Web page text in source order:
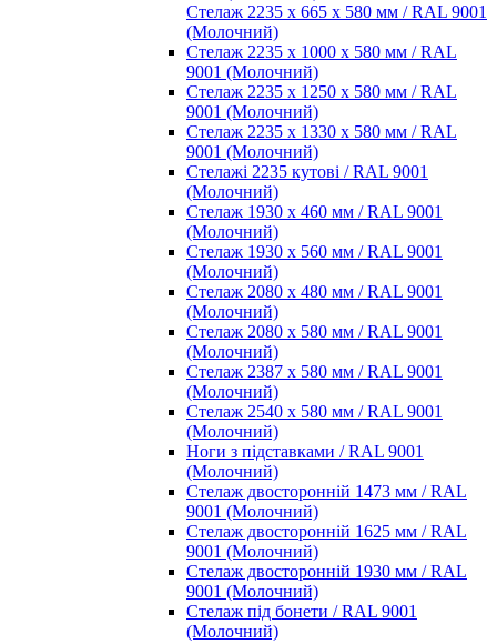
Стелаж 2235 х 665 х 580 мм / RAL 9001
(Молочний)
Стелаж 2235 х 1000 х 580 мм / RAL
9001 (Молочний)
Стелаж 2235 х 1250 х 580 мм / RAL
9001 (Молочний)
Стелаж 2235 х 1330 х 580 мм / RAL
9001 (Молочний)
Стелажі 2235 кутові / RAL 9001
(Молочний)
Стелаж 1930 х 460 мм / RAL 9001
(Молочний)
Стелаж 1930 х 560 мм / RAL 9001
(Молочний)
Стелаж 2080 х 480 мм / RAL 9001
(Молочний)
Стелаж 2080 х 580 мм / RAL 9001
(Молочний)
Стелаж 2387 х 580 мм / RAL 9001
(Молочний)
Стелаж 2540 х 580 мм / RAL 9001
(Молочний)
Ноги з підставками / RAL 9001
(Молочний)
Стелаж двосторонній 1473 мм / RAL
9001 (Молочний)
Стелаж двосторонній 1625 мм / RAL
9001 (Молочний)
Стелаж двосторонній 1930 мм / RAL
9001 (Молочний)
Стелаж під бонети / RAL 9001
(Молочний)